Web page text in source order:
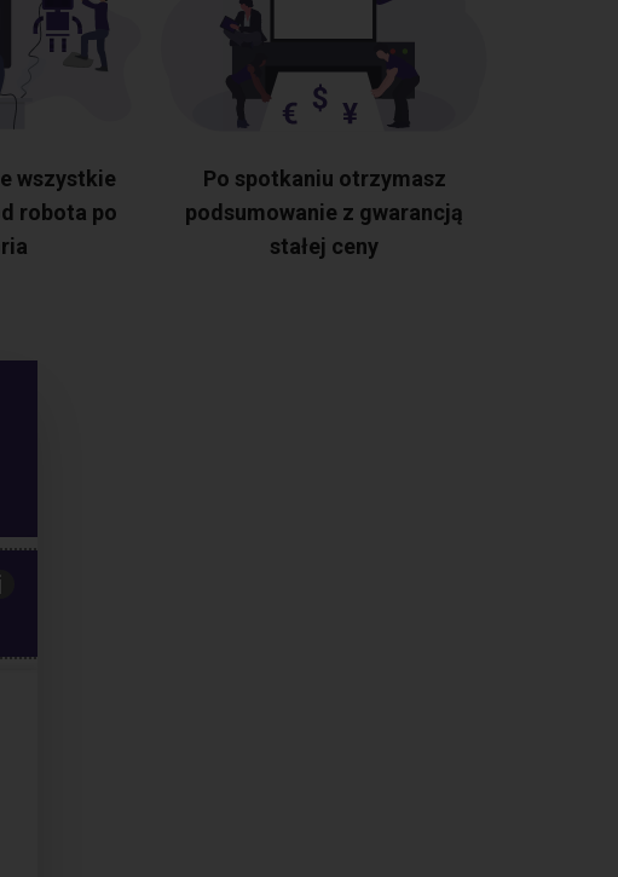
wszystkie
robota po
Po spotkaniu otrzymasz
podsumowanie z gwarancją
stałej ceny